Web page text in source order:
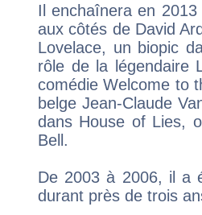
Il enchaînera en
aux côtés de David
Lovelace, un biopic
rôle de la légendaire
comédie Welcome to
belge Jean-Claude
dans House of Lies,
Bell.
De 2003 à 2006, il a
durant près de trois